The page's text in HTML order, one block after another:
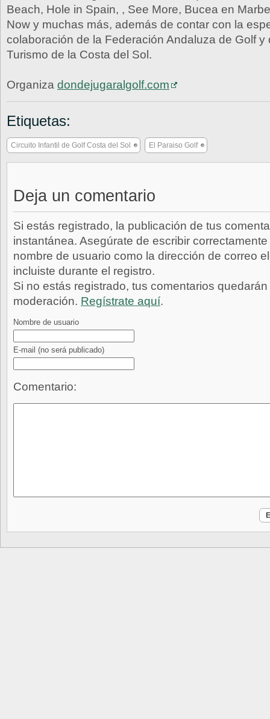
Beach, Hole in Spain, , See More, Bucea en
Now y muchas más, además de contar con la
colaboración de la Federación Andaluza de Golf y
Turismo de la Costa del Sol.
Organiza dondejugaralgolf.com
Etiquetas:
Circuito Infantil de Golf Costa del Sol El Paraiso Golf
Deja un comentario
Si estás registrado, la publicación de tus
instantánea. Asegúrate de escribir
nombre de usuario como la dirección de correo
incluiste durante el registro.
Si no estás registrado, tus comentarios
moderación. Regístrate aquí.
Nombre de usuario
E-mail (no será publicado)
Comentario: